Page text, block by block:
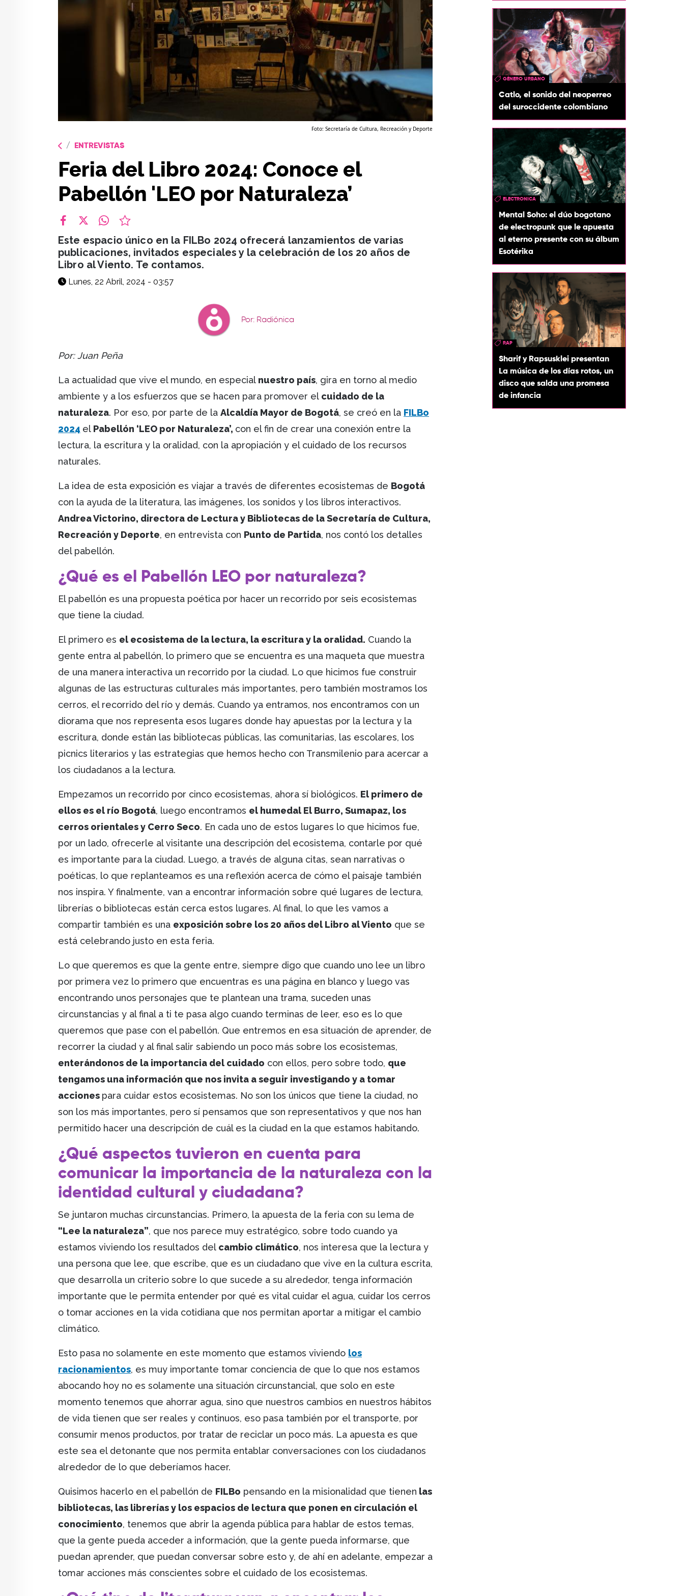
Foto: Secretaría de Cultura, Recreación y Deporte
ENTREVISTAS
Feria del Libro 2024: Conoce el
Pabellón 'LEO por Naturaleza’
Este espacio único en la FILBo 2024 ofrecerá lanzamientos de varias
publicaciones, invitados especiales y la celebración de los 20 años de
Libro al Viento. Te contamos.
Lunes, 22 Abril, 2024 - 03:57
Por: Radiónica
Por: Juan Peña
La actualidad que vive el mundo, en especial nuestro país, gira en torno al medio
ambiente y a los esfuerzos que se hacen para promover el cuidado de la
naturaleza. Por eso, por parte de la Alcaldía Mayor de Bogotá, se creó en la FILBo
2024 el Pabellón ‘LEO por Naturaleza’, con el fin de crear una conexión entre la
lectura, la escritura y la oralidad, con la apropiación y el cuidado de los recursos
naturales.
La idea de esta exposición es viajar a través de diferentes ecosistemas de Bogotá
con la ayuda de la literatura, las imágenes, los sonidos y los libros interactivos.
Andrea Victorino, directora de Lectura y Bibliotecas de la Secretaría de Cultura,
Recreación y Deporte, en entrevista con Punto de Partida, nos contó los detalles
del pabellón.
¿Qué es el Pabellón LEO por naturaleza?
El pabellón es una propuesta poética por hacer un recorrido por seis ecosistemas
que tiene la ciudad.
El primero es el ecosistema de la lectura, la escritura y la oralidad. Cuando la
gente entra al pabellón, lo primero que se encuentra es una maqueta que muestra
de una manera interactiva un recorrido por la ciudad. Lo que hicimos fue construir
algunas de las estructuras culturales más importantes, pero también mostramos los
cerros, el recorrido del río y demás. Cuando ya entramos, nos encontramos con un
diorama que nos representa esos lugares donde hay apuestas por la lectura y la
escritura, donde están las bibliotecas públicas, las comunitarias, las escolares, los
picnics literarios y las estrategias que hemos hecho con Transmilenio para acercar a
los ciudadanos a la lectura.
Empezamos un recorrido por cinco ecosistemas, ahora sí biológicos. El primero de
ellos es el río Bogotá, luego encontramos el humedal El Burro, Sumapaz, los
cerros orientales y Cerro Seco. En cada uno de estos lugares lo que hicimos fue,
por un lado, ofrecerle al visitante una descripción del ecosistema, contarle por qué
es importante para la ciudad. Luego, a través de alguna citas, sean narrativas o
poéticas, lo que replanteamos es una reflexión acerca de cómo el paisaje también
nos inspira. Y finalmente, van a encontrar información sobre qué lugares de lectura,
librerías o bibliotecas están cerca estos lugares. Al final, lo que les vamos a
compartir también es una exposición sobre los 20 años del Libro al Viento que se
está celebrando justo en esta feria.
Lo que queremos es que la gente entre, siempre digo que cuando uno lee un libro
por primera vez lo primero que encuentras es una página en blanco y luego vas
encontrando unos personajes que te plantean una trama, suceden unas
circunstancias y al final a ti te pasa algo cuando terminas de leer, eso es lo que
queremos que pase con el pabellón. Que entremos en esa situación de aprender, de
recorrer la ciudad y al final salir sabiendo un poco más sobre los ecosistemas,
enterándonos de la importancia del cuidado con ellos, pero sobre todo, que
tengamos una información que nos invita a seguir investigando y a tomar
acciones para cuidar estos ecosistemas. No son los únicos que tiene la ciudad, no
son los más importantes, pero sí pensamos que son representativos y que nos han
permitido hacer una descripción de cuál es la ciudad en la que estamos habitando.
¿Qué aspectos tuvieron en cuenta para
comunicar la importancia de la naturaleza con la
identidad cultural y ciudadana?
Se juntaron muchas circunstancias. Primero, la apuesta de la feria con su lema de
“Lee la naturaleza”, que nos parece muy estratégico, sobre todo cuando ya
estamos viviendo los resultados del cambio climático, nos interesa que la lectura y
una persona que lee, que escribe, que es un ciudadano que vive en la cultura escrita,
que desarrolla un criterio sobre lo que sucede a su alrededor, tenga información
importante que le permita entender por qué es vital cuidar el agua, cuidar los cerros
o tomar acciones en la vida cotidiana que nos permitan aportar a mitigar el cambio
climático.
Esto pasa no solamente en este momento que estamos viviendo los
racionamientos, es muy importante tomar conciencia de que lo que nos estamos
abocando hoy no es solamente una situación circunstancial, que solo en este
momento tenemos que ahorrar agua, sino que nuestros cambios en nuestros hábitos
de vida tienen que ser reales y continuos, eso pasa también por el transporte, por
consumir menos productos, por tratar de reciclar un poco más. La apuesta es que
este sea el detonante que nos permita entablar conversaciones con los ciudadanos
alrededor de lo que deberíamos hacer.
Quisimos hacerlo en el pabellón de FILBo pensando en la misionalidad que tienen las
bibliotecas, las librerías y los espacios de lectura que ponen en circulación el
conocimiento, tenemos que abrir la agenda pública para hablar de estos temas,
que la gente pueda acceder a información, que la gente pueda informarse, que
puedan aprender, que puedan conversar sobre esto y, de ahí en adelante, empezar a
tomar acciones más conscientes sobre el cuidado de los ecosistemas.
GÉNERO URBANO
Catlo, el sonido del neoperreo
del suroccidente colombiano
ELECTRONICA
Mental Soho: el dúo bogotano
de electropunk que le apuesta
al eterno presente con su álbum
Esotérika
RAP
Sharif y Rapsusklei presentan
La música de los días rotos, un
disco que salda una promesa
de infancia